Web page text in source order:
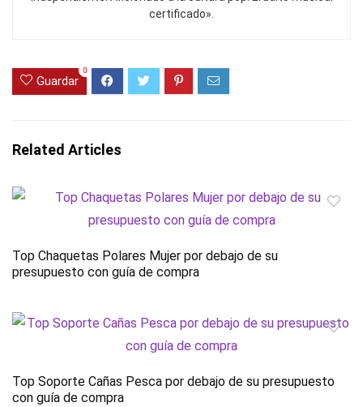
certificado».
Guardar
0
Related Articles
Top Chaquetas Polares Mujer por debajo de su
presupuesto con guía de compra
Top Soporte Cañas Pesca por debajo de su presupuesto
con guía de compra